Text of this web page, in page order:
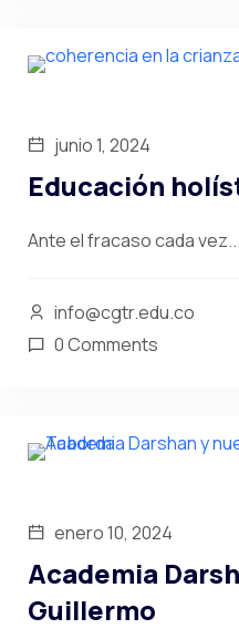
junio 1, 2024
Educación
Ante el fracaso cada vez...
info@cgtr.edu.co
0 Comments
enero 10, 2024
Academia
Guillermo